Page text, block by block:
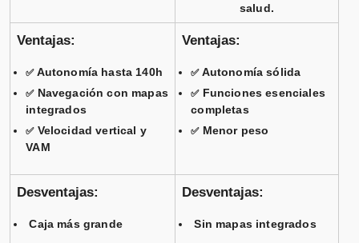
salud.
Ventajas:
✅Autonomía hasta 140h
✅Navegación con mapas
integrados
✅Velocidad vertical y
VAM
Ventajas:
✅Autonomía sólida
✅Funciones esenciales
completas
✅Menor peso
Desventajas:
Caja más grande
Desventajas:
Sin mapas integrados